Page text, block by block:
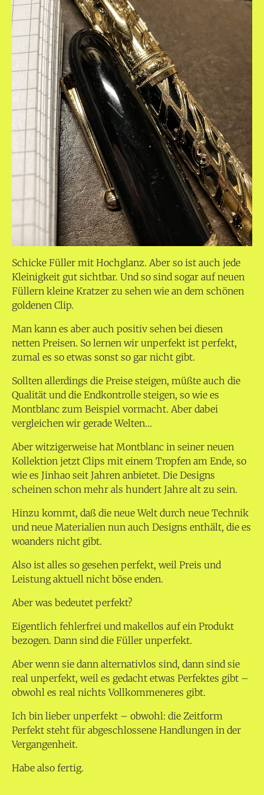
Schicke Füller mit Hochglanz. Aber so ist auch jede
Kleinigkeit gut sichtbar. Und so sind sogar auf neuen
Füllern kleine Kratzer zu sehen wie an dem schönen
goldenen Clip.
Man kann es aber auch positiv sehen bei diesen
netten Preisen. So lernen wir unperfekt ist perfekt,
zumal es so etwas sonst so gar nicht gibt.
Sollten allerdings die Preise steigen, müßte auch die
Qualität und die Endkontrolle steigen, so wie es
Montblanc zum Beispiel vormacht. Aber dabei
vergleichen wir gerade Welten…
Aber witzigerweise hat Montblanc in seiner neuen
Kollektion jetzt Clips mit einem Tropfen am Ende, so
wie es Jinhao seit Jahren anbietet. Die Designs
scheinen schon mehr als hundert Jahre alt zu sein.
Hinzu kommt, daß die neue Welt durch neue Technik
und neue Materialien nun auch Designs enthält, die es
woanders nicht gibt.
Also ist alles so gesehen perfekt, weil Preis und
Leistung aktuell nicht böse enden.
Aber was bedeutet perfekt?
Eigentlich fehlerfrei und makellos auf ein Produkt
bezogen. Dann sind die Füller unperfekt.
Aber wenn sie dann alternativlos sind, dann sind sie
real unperfekt, weil es gedacht etwas Perfektes gibt –
obwohl es real nichts Vollkommeneres gibt.
Ich bin lieber unperfekt – obwohl: die Zeitform
Perfekt steht für abgeschlossene Handlungen in der
Vergangenheit.
Habe also fertig.